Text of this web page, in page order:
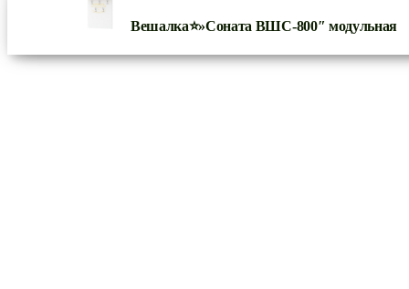
Вешалка⭐»Соната ВШС-800″ модульная